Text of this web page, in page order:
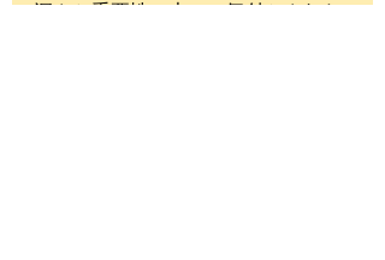
深さと重要性に大いに気付かされた